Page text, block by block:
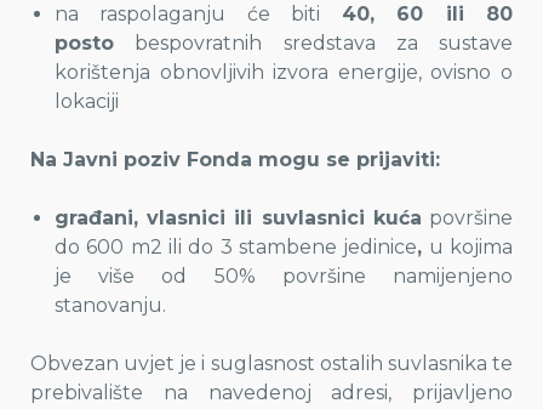
na raspolaganju će biti 40, 60 ili 80
posto bespovratnih sredstava za sustave
korištenja obnovljivih izvora energije, ovisno o
lokaciji
Na Javni poziv Fonda mogu se prijaviti:
građani, vlasnici ili suvlasnici kuća površine
do 600 m2 ili do 3 stambene jedinice, u kojima
je više od 50% površine namijenjeno
stanovanju.
Obvezan uvjet je i suglasnost ostalih suvlasnika te
prebivalište na navedenoj adresi, prijavljeno